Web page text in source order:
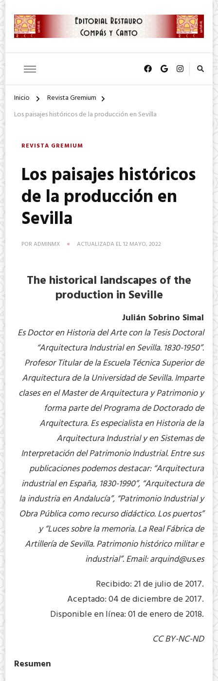
Inicio
Revista Gremium
Los paisajes históricos de la producción en Sevilla
REVISTA GREMIUM
Los paisajes históricos
de la producción en
Sevilla
POR ADMINMX ACTUALIZADA EL12 MAYO, 2022
The historical landscapes of the
production in Seville
Julián Sobrino Simal
Es Doctor en Historia del Arte con la Tesis Doctoral
“Arquitectura Industrial en Sevilla. 1830-1950”.
Profesor Titular de la Escuela Técnica Superior de
Arquitectura de la Universidad de Sevilla. Imparte
clases en el Master de Arquitectura y Patrimonio y
forma parte del Programa de Doctorado de
Arquitectura. Es especialista en Historia de la
Arquitectura Industrial y en Sistemas de
Interpretación del Patrimonio Industrial. Entre sus
publicaciones podemos destacar: “Arquitectura
industrial en España, 1830-1990”, “Arquitectura de
la industria en Andalucía”, “Patrimonio Industrial y
Obra Pública como recurso didáctico. Los puertos”
y “Luces sobre la memoria. La Real Fábrica de
Artillería de Sevilla. Patrimonio histórico militar e
industrial”. Email:arquind@us.es
Recibido: 21 de julio de 2017.
Aceptado: 04 de diciembre de 2017.
Disponible en línea: 01 de enero de 2018.
CC BY-NC-ND
Resumen